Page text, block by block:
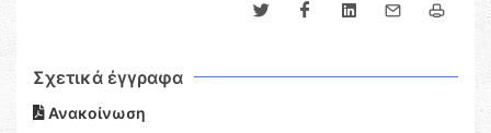
Σχετικά έγγραφα
Ανακοίνωση